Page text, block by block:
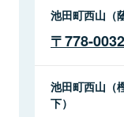
池田町西山（
778-0032
池田町西山（
下）